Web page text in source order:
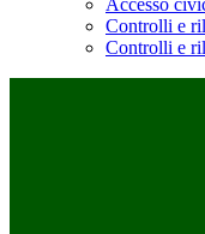
Controlli e
Controlli e